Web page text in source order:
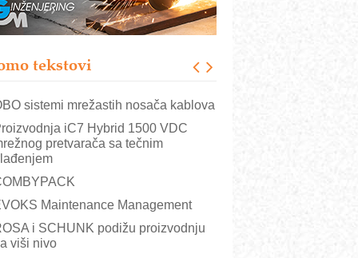
tekstovi
TITAN ADVANCED INDICATOR
Pametna signalizacija za efikasnije
Crysta-Apex V PLUS: Nova
sistemi mrežastih nosača kablova
iC7 Hybrid 1500 VDC
pretvarača sa tečnim
Maintenance Management
i SCHUNK podižu proizvodnju
viši nivo